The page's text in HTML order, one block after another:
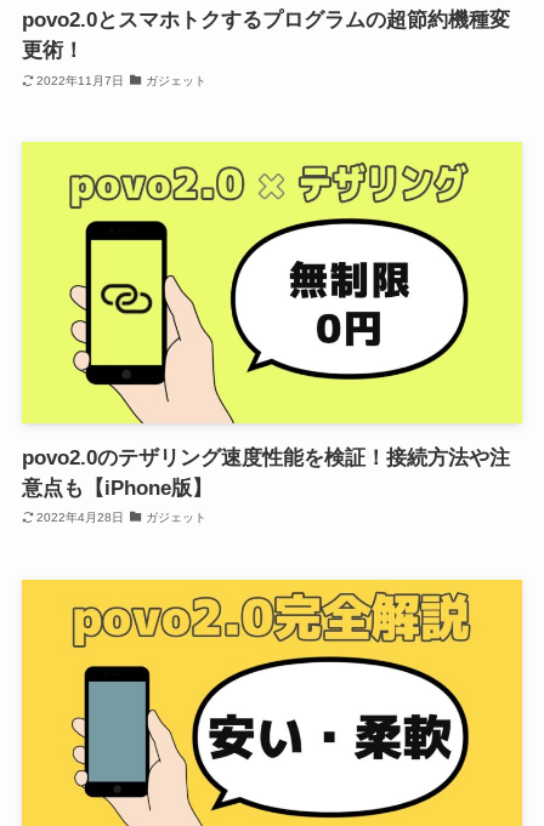
povo2.0とスマホトクするプログラムの超節約機種変
更術！
2022年11月7日 ガジェット
povo2.0のテザリング速度性能を検証！接続方法や注
意点も【iPhone版】
2022年4月28日 ガジェット